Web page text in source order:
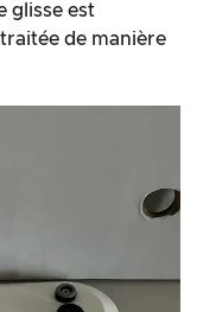
glisse est
traitée de manière